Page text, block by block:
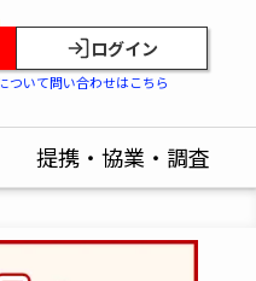
ログイン
ついて問い合わせはこちら
提携・協業・調査